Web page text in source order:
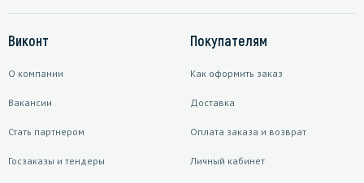
Виконт
О компании
Вакансии
Стать партнером
Госзаказы и тендеры
Покупателям
Как оформить заказ
Доставка
Оплата заказа и возврат
Личный кабинет